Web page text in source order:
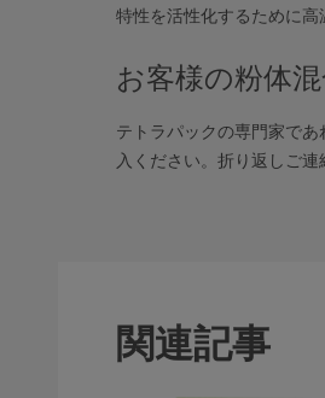
特性を活性化するために高
お客様の粉体
テトラパックの専門家で
入ください。折り返しご連
関連記事